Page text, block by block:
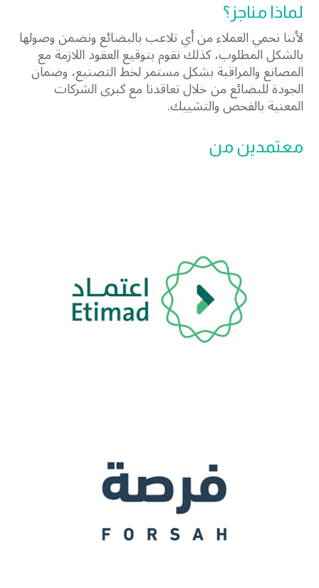
لماذا مناجز؟
لأننا نحمي العملاء من أي تلاعب بالبضائع ونضمن وصولها
بالشكل المطلوب، كذلك نقوم بتوقيع العقود اللازمة مع
المصانع والمراقبة بشكل مستمر لخط التصنيع، وضمان
الجودة للبضائع من خلال تعاقدنا مع كبرى الشركات
المعنية بالفحص والتشييك.
معتمدين من